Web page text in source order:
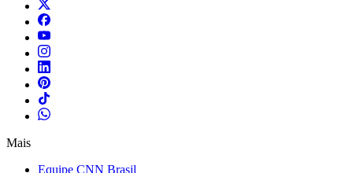
Mais
Equipe CNN Brasil